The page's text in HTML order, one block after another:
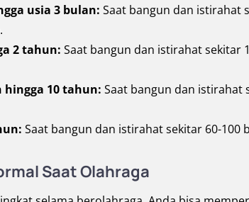
usia 3 bulan: Saat bangun dan istirahat
2 tahun: Saat bangun dan istirahat sekitar
10 tahun: Saat bangun dan istirahat
Saat bangun dan istirahat sekitar 60-100
Saat Olahraga